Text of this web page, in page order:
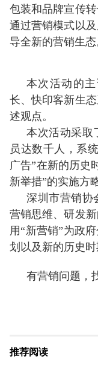
包装和品牌宣传
通过营销模式以
导全新的营销生态
本次活动的
长、快印客新生
述观点。
本次活动采取
员达数千人，系
广告”在新的历史
新举措”的实施方略
深圳市营销协
营销思维、研发
用“新营销”为政
划以及新的历史时
有营销问题，
推荐阅读